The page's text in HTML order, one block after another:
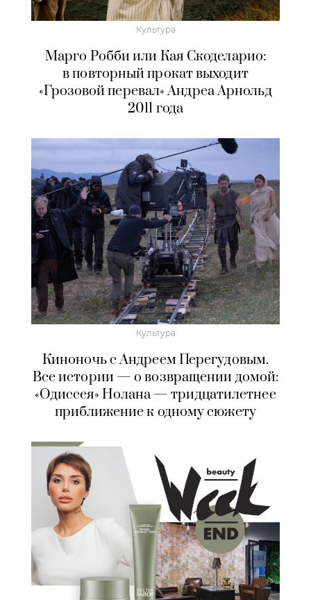
Культура
Марго Робби или Кая Скоделарио:
в повторный прокат выходит
«Грозовой перевал» Андреа Арнольд
2011 года
Культура
Киноночь с Андреем Перегудовым.
Все истории — о возвращении домой:
«Одиссея» Нолана — тридцатилетнее
приближение к одному сюжету